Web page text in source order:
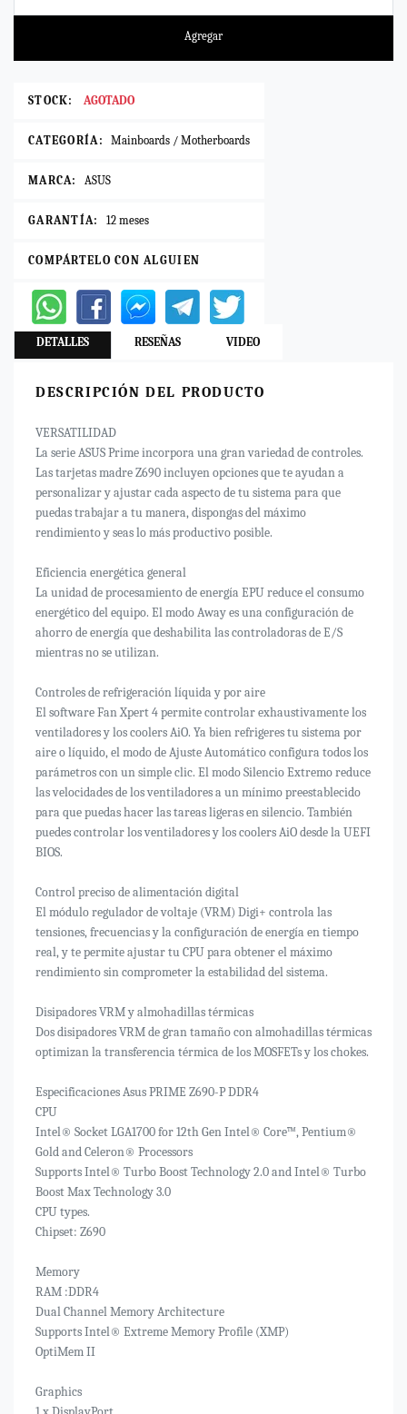
Agregar
STOCK: AGOTADO
CATEGORÍA: Mainboards / Motherboards
MARCA: ASUS
GARANTÍA: 12 meses
COMPÁRTELO CON ALGUIEN
DETALLES RESEÑAS VIDEO
DESCRIPCIÓN DEL PRODUCTO
VERSATILIDAD
La serie ASUS Prime incorpora una gran variedad de controles.
Las tarjetas madre Z690 incluyen opciones que te ayudan a
personalizar y ajustar cada aspecto de tu sistema para que
puedas trabajar a tu manera, dispongas del máximo
rendimiento y seas lo más productivo posible.
Eficiencia energética general
La unidad de procesamiento de energía EPU reduce el consumo
energético del equipo. El modo Away es una configuración de
ahorro de energía que deshabilita las controladoras de E/S
mientras no se utilizan.
Controles de refrigeración líquida y por aire
El software Fan Xpert 4 permite controlar exhaustivamente los
ventiladores y los coolers AiO. Ya bien refrigeres tu sistema por
aire o líquido, el modo de Ajuste Automático configura todos los
parámetros con un simple clic. El modo Silencio Extremo reduce
las velocidades de los ventiladores a un mínimo preestablecido
para que puedas hacer las tareas ligeras en silencio. También
puedes controlar los ventiladores y los coolers AiO desde la UEFI
BIOS.
Control preciso de alimentación digital
El módulo regulador de voltaje (VRM) Digi+ controla las
tensiones, frecuencias y la configuración de energía en tiempo
real, y te permite ajustar tu CPU para obtener el máximo
rendimiento sin comprometer la estabilidad del sistema.
Disipadores VRM y almohadillas térmicas
Dos disipadores VRM de gran tamaño con almohadillas térmicas
optimizan la transferencia térmica de los MOSFETs y los chokes.
Especificaciones Asus PRIME Z690-P DDR4
CPU
Intel® Socket LGA1700 for 12th Gen Intel® Core™, Pentium®
Gold and Celeron® Processors
Supports Intel® Turbo Boost Technology 2.0 and Intel® Turbo
Boost Max Technology 3.0
CPU types.
Chipset: Z690
Memory
RAM :DDR4
Dual Channel Memory Architecture
Supports Intel® Extreme Memory Profile (XMP)
OptiMem II
Graphics